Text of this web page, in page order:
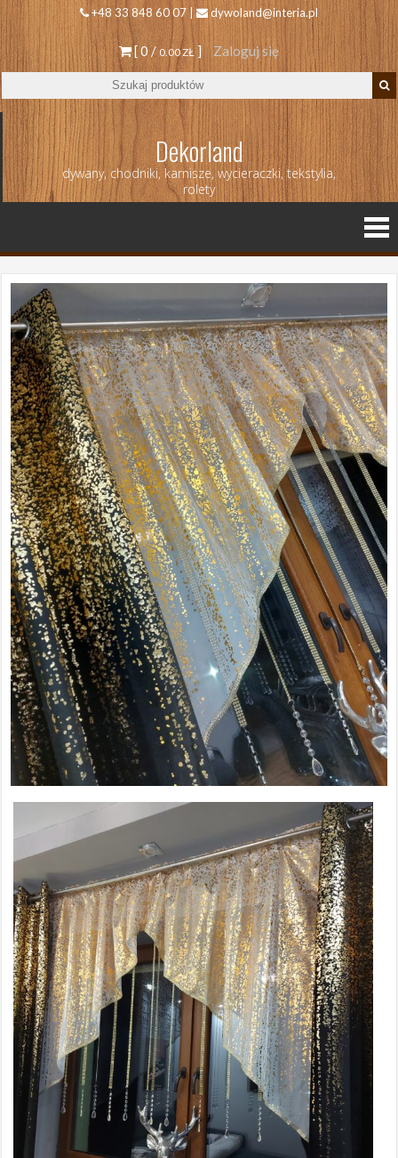
+48 33 848 60 07 | dywoland@interia.pl
[ 0 /0.00 ZŁ ] Zaloguj się
Dekorland
dywany, chodniki, karnisze, wycieraczki, tekstylia,
rolety